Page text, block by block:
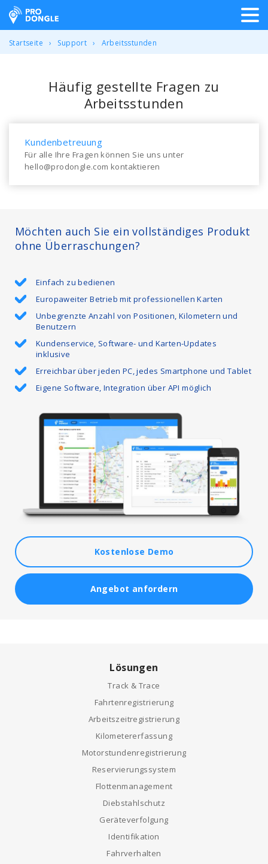
ProDongle Track & Trace
Startseite Support Arbeitsstunden
Häufig gestellte Fragen zu
Arbeitsstunden
Kundenbetreuung
Für alle Ihre Fragen können Sie uns unter
hello@prodongle.com kontaktieren
Kostenlose Demo
Angebot anfordern
Möchten auch Sie ein vollständiges Produkt
ohne Überraschungen?
Einfach zu bedienen
Europaweiter Betrieb mit professionellen Karten
Unbegrenzte Anzahl von Positionen, Kilometern und
Benutzern
Kundenservice, Software- und Karten-Updates
inklusive
Erreichbar über jeden PC, jedes Smartphone und Tablet
Eigene Software, Integration über API möglich
Lösungen
Track & Trace
Fahrtenregistrierung
Arbeitszeitregistrierung
Kilometererfassung
Motorstundenregistrierung
Reservierungssystem
Flottenmanagement
Diebstahlschutz
Geräteverfolgung
Identifikation
Fahrverhalten